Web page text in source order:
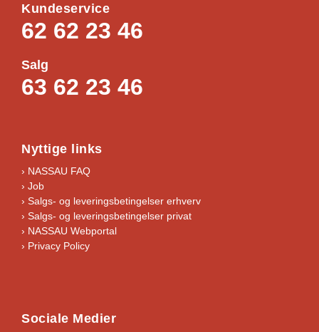
Kundeservice
62 62 23 46
Salg
63 62 23 46
Nyttige links
› NASSAU FAQ
› Job
› Salgs- og leveringsbetingelser erhverv
› Salgs- og leveringsbetingelser privat
› NASSAU Webportal
› Privacy Policy
Sociale Medier